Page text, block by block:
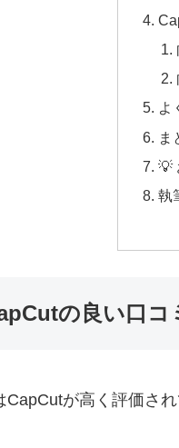
よ
ま
💡
執
の良い口コ
CapCutが高く評価さ